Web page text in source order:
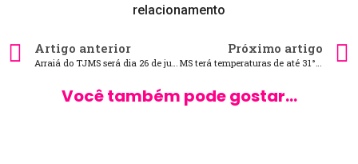
relacionamento
Artigo anterior Próximo artigo
Você também pode gostar...